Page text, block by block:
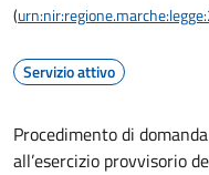
(
Servizio attivo
Procedimento di
all’esercizio provvisorio